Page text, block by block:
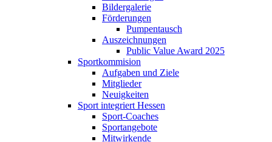
Bildergalerie
Förderungen
Pumpentausch
Auszeichnungen
Public Value Award 2025
Sportkommision
Aufgaben und Ziele
Mitglieder
Neuigkeiten
Sport integriert Hessen
Sport-Coaches
Sportangebote
Mitwirkende